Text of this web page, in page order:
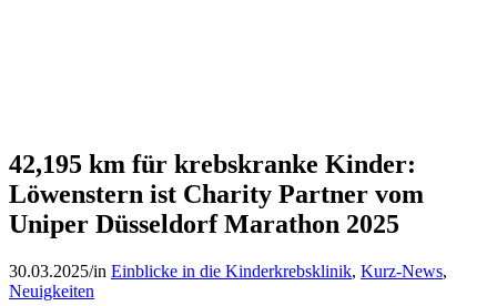
42,195 km für krebskranke Kinder:
Löwenstern ist Charity Partner vom
Uniper Düsseldorf Marathon 2025
30.03.2025/in Einblicke in die Kinderkrebsklinik, Kurz-News,
Neuigkeiten